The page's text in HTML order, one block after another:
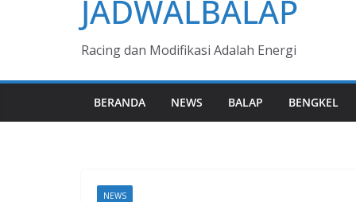
F 450 GS & R 1300
JADWALBALAP
Racing dan Modifikasi Adalah Energi
BERANDA NEWS BALAP BENGKEL
NEWS